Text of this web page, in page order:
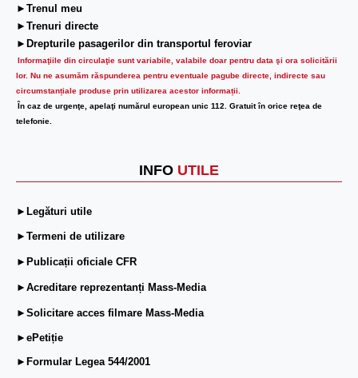
►Trenul meu
►Trenuri directe
►Drepturile pasagerilor din transportul feroviar
Informaţiile din circulaţie sunt variabile, valabile doar pentru data şi ora solicitării
lor. Nu ne asumăm răspunderea pentru eventuale pagube directe, indirecte sau
circumstanțiale produse prin utilizarea acestor informații.
În caz de urgenţe, apelaţi numărul european unic 112. Gratuit în orice reţea de
telefonie.
INFO UTILE
►Legături utile
►Termeni de utilizare
►Publicații oficiale CFR
►Acreditare reprezentanți Mass-Media
►Solicitare acces filmare Mass-Media
►ePetiție
►Formular Legea 544/2001